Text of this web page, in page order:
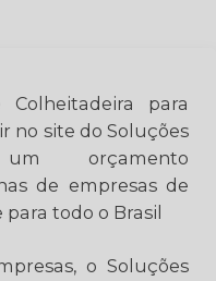
para
no site do Soluções
orçamento
de empresas de
todo o Brasil
o Soluções